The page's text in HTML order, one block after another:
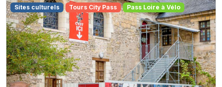
Sites culturels Tours City Pass Pass Loire à Vélo